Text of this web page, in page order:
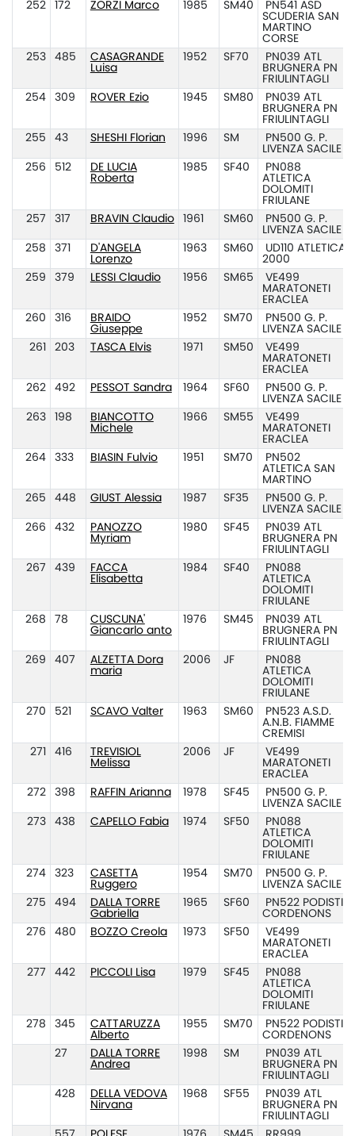
252
172 ZORZI Marco 1985 SM40
PN541 ASD
SCUDERIA SAN
MARTINO
CORSE
253
485
CASAGRANDE
Luisa
1952 SF70
PN039 ATL
BRUGNERA PN
FRIULINTAGLI
254
309 ROVER Ezio 1945 SM80
PN039 ATL
BRUGNERA PN
FRIULINTAGLI
255
43 SHESHI Florian 1996 SM
PN500 G. P.
LIVENZA SACILE
256
512
DE LUCIA
Roberta
1985 SF40
PN088
ATLETICA
DOLOMITI
FRIULANE
257
317 BRAVIN Claudio 1961 SM60
PN500 G. P.
LIVENZA SACILE
258
371
D'ANGELA
Lorenzo
1963 SM60
UD110 ATLETICA
2000
259
379 LESSI Claudio 1956 SM65
VE499
MARATONETI
ERACLEA
260
316
BRAIDO
Giuseppe
1952 SM70
PN500 G. P.
LIVENZA SACILE
261
203 TASCA Elvis 1971 SM50
VE499
MARATONETI
ERACLEA
262
492 PESSOT Sandra 1964 SF60
PN500 G. P.
LIVENZA SACILE
263
198
BIANCOTTO
Michele
1966 SM55
VE499
MARATONETI
ERACLEA
264
333 BIASIN Fulvio 1951 SM70
PN502
ATLETICA SAN
MARTINO
265
448 GIUST Alessia 1987 SF35
PN500 G. P.
LIVENZA SACILE
266
432
PANOZZO
Myriam
1980 SF45
PN039 ATL
BRUGNERA PN
FRIULINTAGLI
267
439
FACCA
Elisabetta
1984 SF40
PN088
ATLETICA
DOLOMITI
FRIULANE
268
78
CUSCUNA'
Giancarlo anto
1976 SM45
PN039 ATL
BRUGNERA PN
FRIULINTAGLI
269
407
ALZETTA Dora
maria
2006 JF
PN088
ATLETICA
DOLOMITI
FRIULANE
270
521 SCAVO Valter 1963 SM60
PN523 A.S.D.
A.N.B. FIAMME
CREMISI
271
416
TREVISIOL
Melissa
2006 JF
VE499
MARATONETI
ERACLEA
272
398 RAFFIN Arianna 1978 SF45
PN500 G. P.
LIVENZA SACILE
273
438 CAPELLO Fabia 1974 SF50
PN088
ATLETICA
DOLOMITI
FRIULANE
274
323
CASETTA
Ruggero
1954 SM70
PN500 G. P.
LIVENZA SACILE
275
494
DALLA TORRE
Gabriella
1965 SF60
PN522 PODISTI
CORDENONS
276
480 BOZZO Creola 1973 SF50
VE499
MARATONETI
ERACLEA
277
442 PICCOLI Lisa 1979 SF45
PN088
ATLETICA
DOLOMITI
FRIULANE
278
345
CATTARUZZA
Alberto
1955 SM70
PN522 PODISTI
CORDENONS
27
DALLA TORRE
Andrea
1998 SM
PN039 ATL
BRUGNERA PN
FRIULINTAGLI
428
DELLA VEDOVA
Nirvana
1968 SF55
PN039 ATL
BRUGNERA PN
FRIULINTAGLI